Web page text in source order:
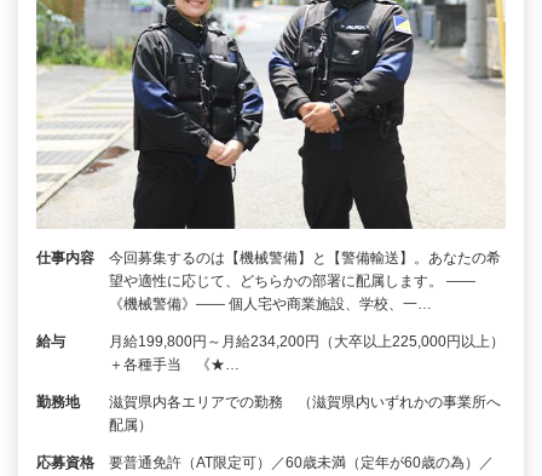
仕事内容
今回募集するのは【機械警備】と【警備輸送】。あなたの希
望や適性に応じて、どちらかの部署に配属します。 ――
《機械警備》―― 個人宅や商業施設、学校、一…
給与
月給199,800円～月給234,200円（大卒以上225,000円以上）
＋各種手当 《★…
勤務地
滋賀県内各エリアでの勤務 （滋賀県内いずれかの事業所へ
配属）
応募資格
要普通免許（AT限定可）／60歳未満（定年が60歳の為）／